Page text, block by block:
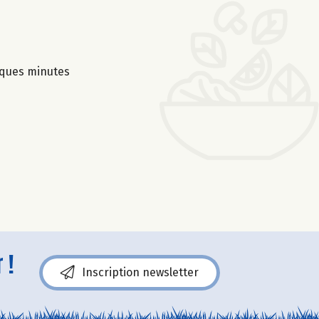
minutes
! Inscription newsletter